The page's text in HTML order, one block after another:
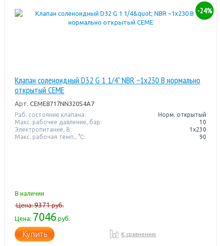
-24%
Клапан соленоидный D32 G 1 1/4" NBR ~1x230 В нормально
открытый CEME
Арт. CEME8717NN320S4A7
Раб. состояние клапана:
Норм. открытый
Макс. рабочее давление, бар:
10
Электропитание, В:
1х230
Макс. рабочая темп., °С:
90
В наличии
Цена:9371руб.
Цена: 7046 руб.
Купить К сравнению